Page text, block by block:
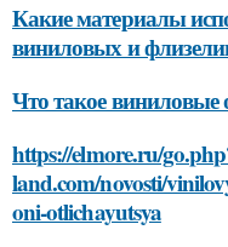
Какие материалы
виниловых и
Что такое виниловые
https://elmore.ru/
land.com/novosti/
oni-otlichayutsya